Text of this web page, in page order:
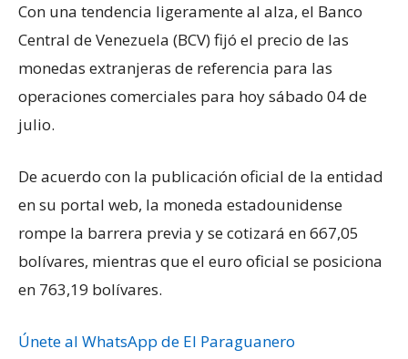
Con una tendencia ligeramente al alza, el Banco
Central de Venezuela (BCV) fijó el precio de las
monedas extranjeras de referencia para las
operaciones comerciales para hoy sábado 04 de
julio.
De acuerdo con la publicación oficial de la entidad
en su portal web, la moneda estadounidense
rompe la barrera previa y se cotizará en 667,05
bolívares, mientras que el euro oficial se posiciona
en 763,19 bolívares.
Únete al WhatsApp de El Paraguanero